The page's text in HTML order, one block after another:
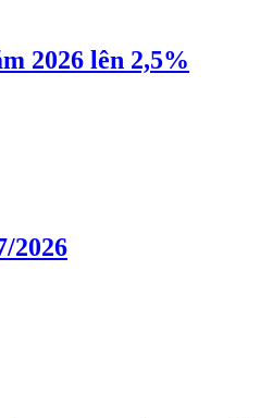
2026 lên 2,5%
2026